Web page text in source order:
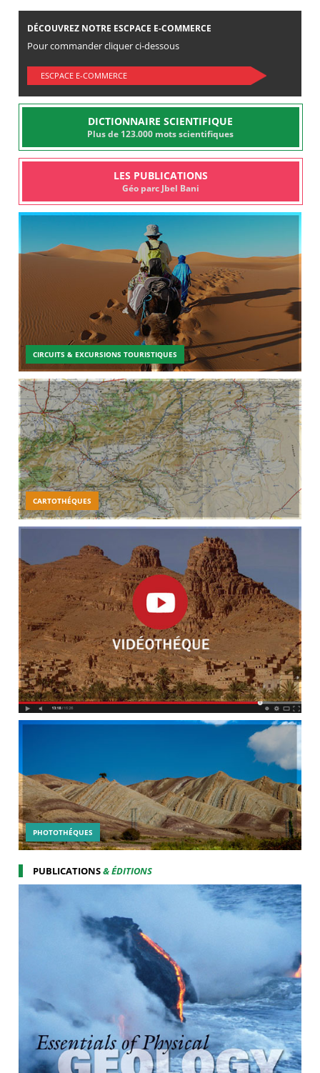
DÉCOUVREZ NOTRE ESCPACE E-COMMERCE
Pour commander cliquer ci-dessous
ESCPACE E-COMMERCE
DICTIONNAIRE SCIENTIFIQUE
Plus de 123.000 mots scientifiques
LES PUBLICATIONS
Géo parc Jbel Bani
CIRCUITS & EXCURSIONS TOURISTIQUES
CARTOTHÉQUES
PHOTOTHÉQUES
PUBLICATIONS& ÉDITIONS